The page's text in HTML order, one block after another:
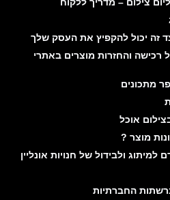
זה יכול להקפיץ את העסק שלך
רכישה והחזרות מוצרים באתרי
מתכונים
אוכל
מוצר ?
למיתוג ולבידול של חנויות אונליין
החברתיות